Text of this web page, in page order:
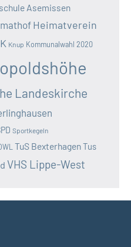
Asemissen
Heimatverein
Knup Kommunalwahl 2020
Landeskirche
Sportkegeln
TuS BexterhagenTus
VHS Lippe-West